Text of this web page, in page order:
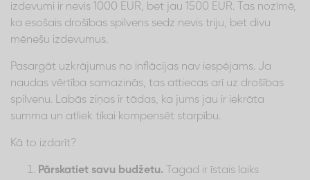
izdevumi ir nevis 1000 EUR, bet jau 1500 EUR. Tas nozīmē,
ka esošais drošības spilvens sedz nevis triju, bet divu
mēnešu izdevumus.
Pasargāt uzkrājumus no inflācijas nav iespējams. Ja
naudas vērtība samazinās, tas attiecas arī uz drošības
spilvenu. Labās ziņas ir tādas, ka jums jau ir iekrāta
summa un atliek tikai kompensēt starpību.
Kā to izdarīt?
Pārskatiet savu budžetu.
Tagad ir īstais laiks